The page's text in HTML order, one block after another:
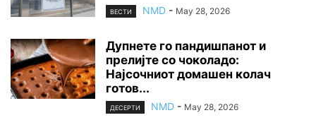
ВЕСТИ NMD - May 28, 2026
Дупнете го пандишпанот и
прелијте со чоколадо:
Најсочниот домашен колач
готов...
ДЕСЕРТИ NMD - May 28, 2026